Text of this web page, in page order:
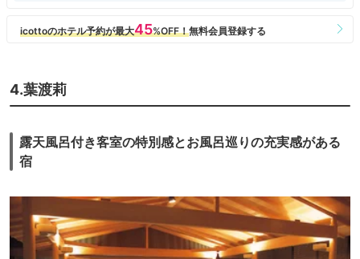
容人員は1,100名を超えるそうです。
4.葉渡莉
露天風呂付き客室の特別感とお風呂巡りの充実感がある
宿